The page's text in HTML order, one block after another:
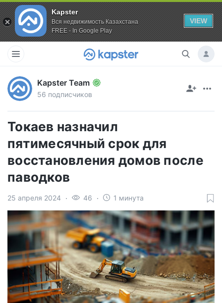
Kapster
Вся недвижимость Казахстана
FREE - In Google Play
VIEW
Kapster Team
56 подписчиков
Токаев назначил
пятимесячный срок для
восстановления домов после
паводков
25 апреля 2024 46 1 минута